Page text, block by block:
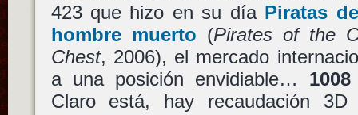
423 que hizo en su día Piratas
hombre muerto (Pirates of the
Chest, 2006), el mercado
a una posición envidiable…
Claro está, hay recaudación